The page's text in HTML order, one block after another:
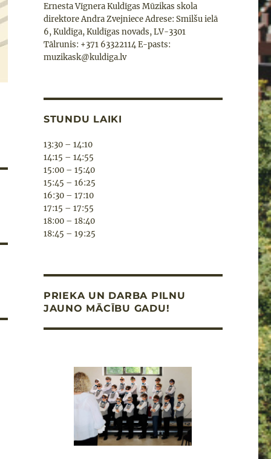
Ernesta Vīgnera Kuldīgas Mūzikas skola
direktore Andra Zvejniece Adrese: Smilšu ielā
6, Kuldīga, Kuldīgas novads, LV-3301
Tālrunis: +371 63322114 E-pasts:
muzikask@kuldiga.lv
STUNDU LAIKI
13:30 – 14:10
14:15 – 14:55
15:00 – 15:40
15:45 – 16:25
16:30 – 17:10
17:15 – 17:55
18:00 – 18:40
18:45 – 19:25
PRIEKA UN DARBA PILNU
JAUNO MĀCĪBU GADU!